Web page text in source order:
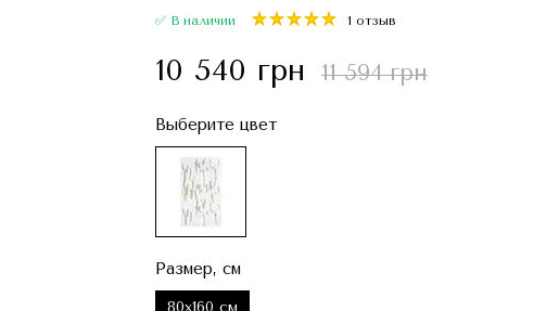
✅ В наличии 1 отзыв
10 540 грн 11 594 грн
Выберите цвет
Размер, см
80x160 см